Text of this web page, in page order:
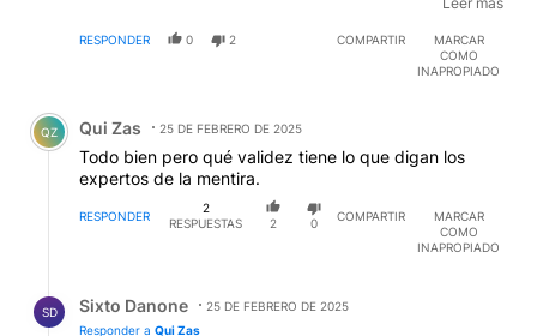
UNA ESTAFA.....LO IMPORTANTE ES CERRAR FILAS
PARA PROTEGER AL DELINCUENTE....YA PERDIERON
RESPONDER 0 2 COMPARTIR
MARCAR
COMO
INAPROPIADO
Comentario de Qui Zas.
QZ Qui Zas 25 DE FEBRERO DE 2025
Todo bien pero qué validez tiene lo que digan los
expertos de la mentira.
RESPONDER
2
RESPUESTAS
2 0
COMPARTIR
MARCAR
COMO
INAPROPIADO
SD Sixto Danone
25 DE FEBRERO DE 2025
Responder a Qui Zas